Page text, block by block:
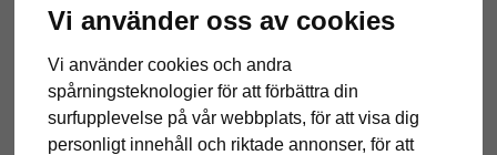
Vi använder oss av cookies
Vi använder cookies och andra
spårningsteknologier för att förbättra din
surfupplevelse på vår webbplats, för att visa dig
personligt innehåll och riktade annonser, för att